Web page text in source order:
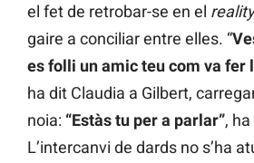
el fet de retrobar-se en el reality
gaire a conciliar entre elles. “
es folli un amic teu com va fer
ha dit Claudia a Gilbert,
noia: “Estàs tu per a parlar”,
L’intercanvi de dards no s’ha